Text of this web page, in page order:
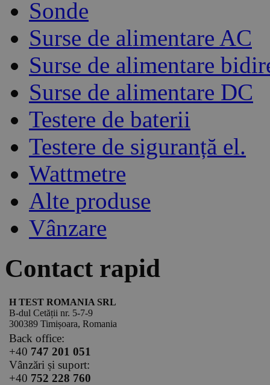
Sonde
Surse de alimentare AC
Surse de alimentare
Surse de alimentare DC
Testere de baterii
Testere de siguranță el.
Wattmetre
Alte produse
Vânzare
Contact rapid
H TEST ROMANIA SRL
B-dul Cetății nr. 5-7-9
300389 Timișoara, Romania
Back office:
+40 747 201 051
Vânzări și suport:
+40 752 228 760